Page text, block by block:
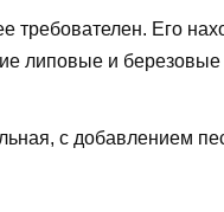
требователен. Его
липовые и березовые
с добавлением